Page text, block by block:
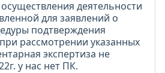
деятельности
для заявлений о
подтверждения
рассмотрении указанных
экспертиза не
у нас нет ПК.